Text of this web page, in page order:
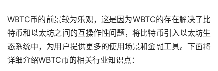
WBTC币的前景较为乐观，这是因为WBTC的存在解决了比
特币和以太坊之间的互操作性问题，将比特币引入以太坊生
态系统中，为用户提供更多的使用场景和金融工具。下面将
详细介绍WBTC币的相关行业知识点：